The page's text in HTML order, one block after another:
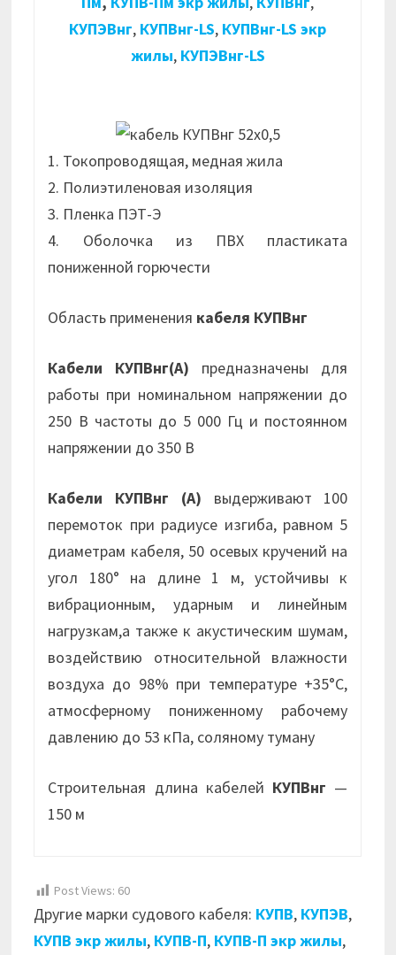
КУПЭВнг, КУПВнг-LS, КУПВнг-LS экр
жилы, КУПЭВнг-LS
1. Токопроводящая, медная жила
2. Полиэтиленовая изоляция
3. Пленка ПЭТ-Э
4. Оболочка из ПВХ пластиката
пониженной горючести
Область применения кабеля КУПВнг
Кабели КУПВнг(А) предназначены для
работы при номинальном напряжении до
250 В частоты до 5 000 Гц и постоянном
напряжении до 350 В
Кабели КУПВнг (А) выдерживают 100
перемоток при радиусе изгиба, равном 5
диаметрам кабеля, 50 осевых кручений на
угол 180° на длине 1 м, устойчивы к
вибрационным, ударным и линейным
нагрузкам,а также к акустическим шумам,
воздействию относительной влажности
воздуха до 98% при температуре +35°С,
атмосферному пониженному рабочему
давлению до 53 кПа, соляному туману
Строительная длина кабелей КУПВнг —
150 м
Post Views: 60
Другие марки судового кабеля: КУПВ, КУПЭВ,
КУПВ экр жилы, КУПВ-П, КУПВ-П экр жилы,